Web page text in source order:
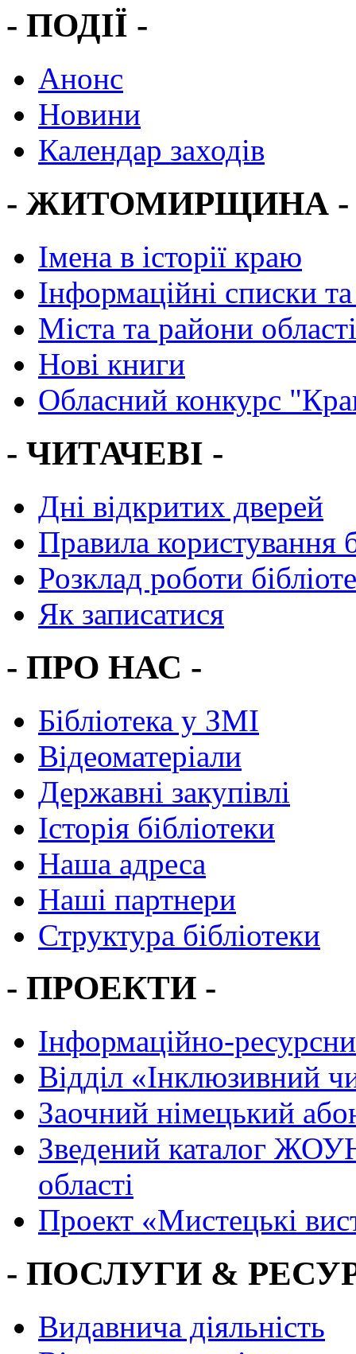
- ПОДІЇ -
Анонс
Новини
Календар заходів
- ЖИТОМИРЩИНА -
Імена в історії краю
Інформаційні списки
Міста та райони області
Нові книги
Обласний конкурс
- ЧИТАЧЕВІ -
Дні відкритих дверей
Правила користування
Розклад роботи
Як записатися
- ПРО НАС -
Бібліотека у ЗМІ
Відеоматеріали
Державні закупівлі
Історія бібліотеки
Наша адреса
Наші партнери
Структура бібліотеки
- ПРОЕКТИ -
Інформаційно-
Вiддiл «Інклюзивний
Заочний німецький
Зведений каталог
області
Проект «Мистецькі
- ПОСЛУГИ &
Видавнича діяльність